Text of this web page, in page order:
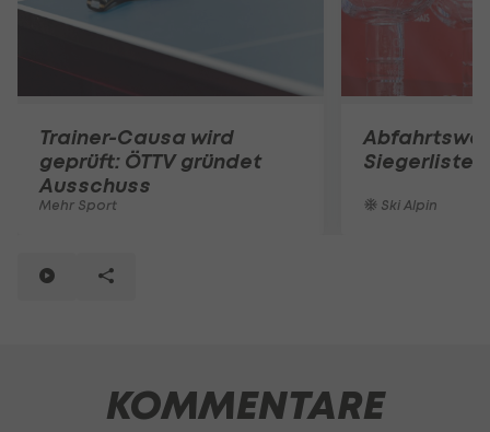
Trainer-Causa wird
geprüft: ÖTTV gründet
Ausschuss
Mehr Sport
Siegerliste
Ski Alpin
KOMMENTARE